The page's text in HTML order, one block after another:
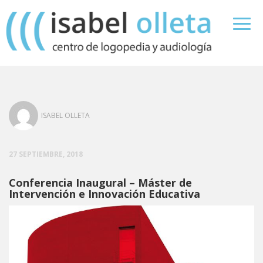
ISABEL OLLETA
27 SEPTIEMBRE, 2018
Conferencia Inaugural – Máster de
Intervención e Innovación Educativa